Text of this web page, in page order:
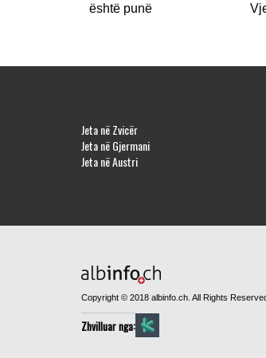
është punë
Jeta në Zvicër
Jeta në Gjermani
Jeta në Austri
Copyright © 2018 albinfo.ch. All Rights
Zhvilluar nga: